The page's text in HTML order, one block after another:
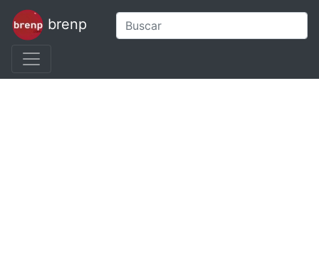
brenp